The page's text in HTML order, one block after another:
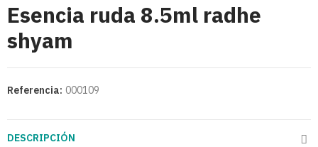
Esencia ruda 8.5ml radhe
shyam
Referencia: 000109
DESCRIPCIÓN